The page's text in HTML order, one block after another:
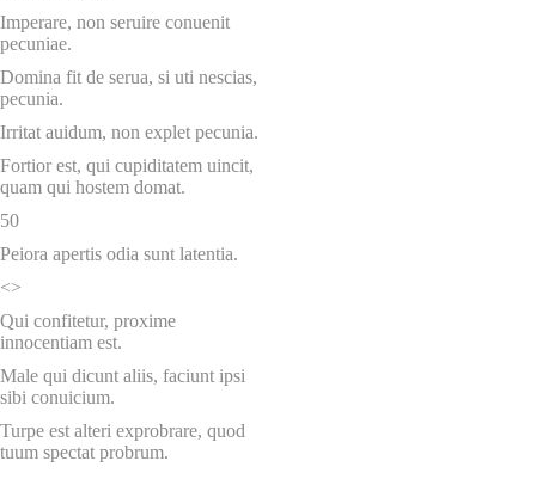
Imperare, non seruire conuenit
pecuniae.
Domina fit de serua, si uti nescias,
pecunia.
Irritat auidum, non explet pecunia.
Fortior est, qui cupiditatem uincit,
quam qui hostem domat.
50
Peiora apertis odia sunt latentia.
<>
Qui confitetur, proxime
innocentiam est.
Male qui dicunt aliis, faciunt ipsi
sibi conuicium.
Turpe est alteri exprobrare, quod
tuum spectat probrum.